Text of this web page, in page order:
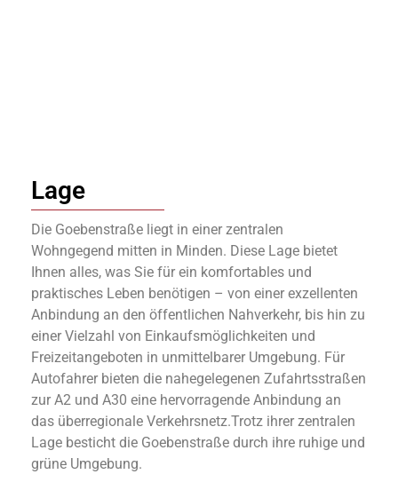
Lage
Die Goebenstraße liegt in einer zentralen
Wohngegend mitten in Minden. Diese Lage bietet
Ihnen alles, was Sie für ein komfortables und
praktisches Leben benötigen – von einer exzellenten
Anbindung an den öffentlichen Nahverkehr, bis hin zu
einer Vielzahl von Einkaufsmöglichkeiten und
Freizeitangeboten in unmittelbarer Umgebung. Für
Autofahrer bieten die nahegelegenen Zufahrtsstraßen
zur A2 und A30 eine hervorragende Anbindung an
das überregionale Verkehrsnetz.Trotz ihrer zentralen
Lage besticht die Goebenstraße durch ihre ruhige und
grüne Umgebung.